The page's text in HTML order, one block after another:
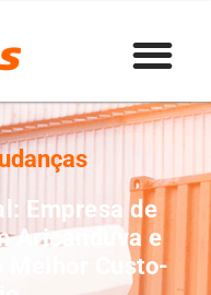
Empresa de
Aricanduva e
Melhor Custo-